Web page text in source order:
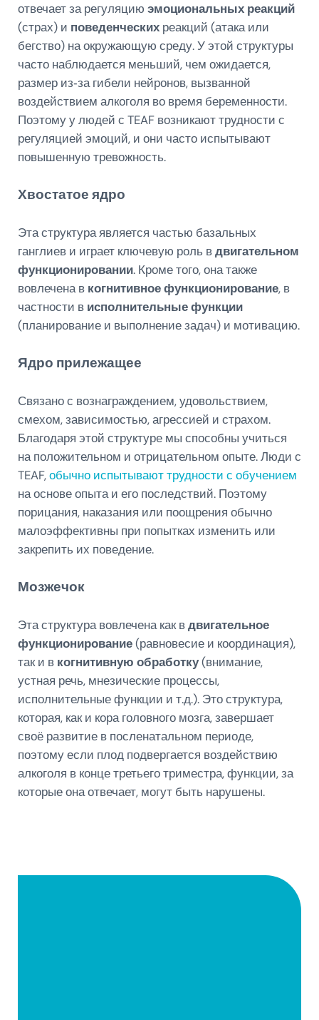
отвечает за регуляцию эмоциональных реакций
(страх) и поведенческихреакций (атака или
бегство) на окружающую среду. У этой структуры
часто наблюдается меньший, чем ожидается,
размер из‑за гибели нейронов, вызванной
воздействием алкоголя во время беременности.
Поэтому у людей с TEAF возникают трудности с
регуляцией эмоций, и они часто испытывают
повышенную тревожность.
Хвостатое ядро
Эта структура является частью базальных
ганглиев и играет ключевую роль вдвигательном
функционировании. Кроме того, она также
вовлечена в когнитивное функционирование, в
частности в исполнительные функции
(планирование и выполнение задач) и мотивацию.
Ядро прилежащее
Связано с вознаграждением, удовольствием,
смехом, зависимостью, агрессией и страхом.
Благодаря этой структуре мы способны учиться
на положительном и отрицательном опыте. Люди с
TEAF,обычно испытывают трудности с обучением
на основе опыта и его последствий. Поэтому
порицания, наказания или поощрения обычно
малоэффективны при попытках изменить или
закрепить их поведение.
Мозжечок
Эта структура вовлечена как вдвигательное
функционирование(равновесие и координация),
так и в когнитивную обработку(внимание,
устная речь, мнезические процессы,
исполнительные функции и т.д.). Это структура,
которая, как и кора головного мозга, завершает
своё развитие в посленатальном периоде,
поэтому если плод подвергается воздействию
алкоголя в конце третьего триместра, функции, за
которые она отвечает, могут быть нарушены.